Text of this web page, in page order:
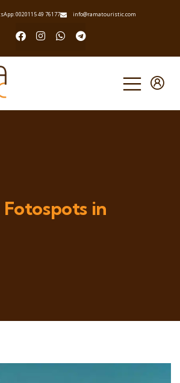
0020115 49 76177 info@ramatouristic.com
in